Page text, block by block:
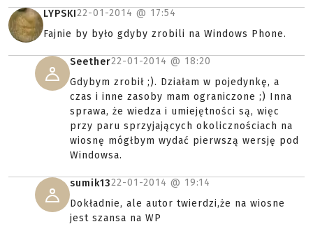
LYPSKI22-01-2014 @ 17:54
Fajnie by było gdyby zrobili na Windows Phone.
Seether22-01-2014 @ 18:20
Gdybym zrobił ;). Działam w pojedynkę, a
czas i inne zasoby mam ograniczone ;) Inna
sprawa, że wiedza i umiejętności są, więc
przy paru sprzyjających okolicznościach na
wiosnę mógłbym wydać pierwszą wersję pod
Windowsa.
sumik1322-01-2014 @ 19:14
Dokładnie, ale autor twierdzi,że na wiosne
jest szansa na WP